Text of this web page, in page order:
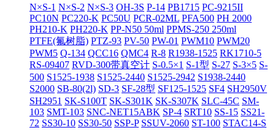
N×S-1 N×S-2 N×S-3 OH-3S P-14 PB1715 PC-9215II
PC10N PC220-K PC50U PCR-02ML PFA500 PH 2000
PH210-K PH220-K PP-N50 50ml PPMS-250 250ml
PTFE(氟树脂) PTZ-93 PV-50 PW-01 PWM10 PWM20
PWM5 Q-134 QCC16 QMC4 R-8 R1938-1525 RK1710-5
RS-09407 RVD-300带真空计 S-0.5×1 S-1型 S-27 S-3×5 S-
500 S1525-1938 S1525-2440 S1525-2942 S1938-2440
S2000 SB-80(2l) SD-3 SF-28型 SF125-1525 SF4 SH2950V
SH2951 SK-S100T SK-S301K SK-S307K SLC-45C SM-
103 SMT-103 SNC-NET15ABK SP-4 SRT10 SS-15 SS21-
72 SS30-10 SS30-50 SSP-P SSUV-2060 ST-100 STAC14-S